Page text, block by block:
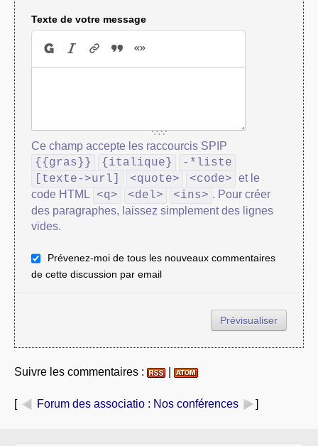
Texte de votre message
Ce champ accepte les raccourcis SPIP
{{gras}} {italique}
-*liste
[texte->url]
<quote> <code> et le
code HTML
<q> <del> <ins> . Pour créer
des paragraphes, laissez simplement des lignes
vides.
Prévenez-moi de tous les nouveaux commentaires
de cette discussion par email
Suivre les commentaires :
[ Forum des associatio : Nos conférences ]